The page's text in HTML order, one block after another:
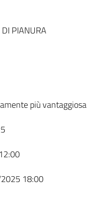
PIANURA
più vantaggiosa
18:00